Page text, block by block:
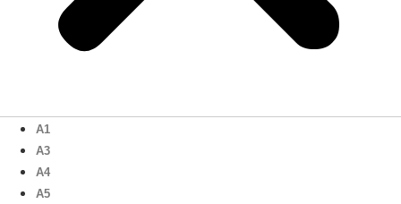
A1
A3
A4
A5